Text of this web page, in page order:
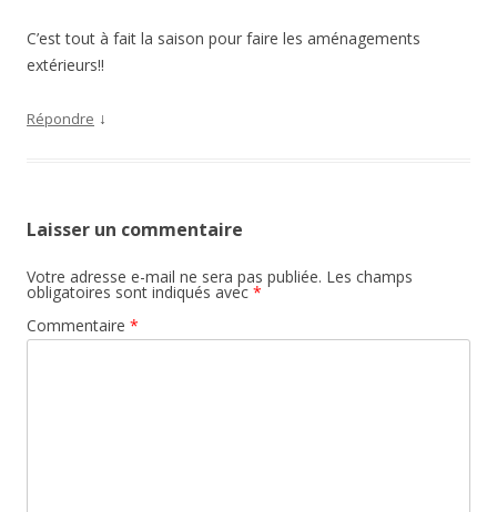
C’est tout à fait la saison pour faire les aménagements
extérieurs!!
Répondre ↓
Laisser un commentaire
Votre adresse e-mail ne sera pas publiée. Les champs
obligatoires sont indiqués avec *
Commentaire *